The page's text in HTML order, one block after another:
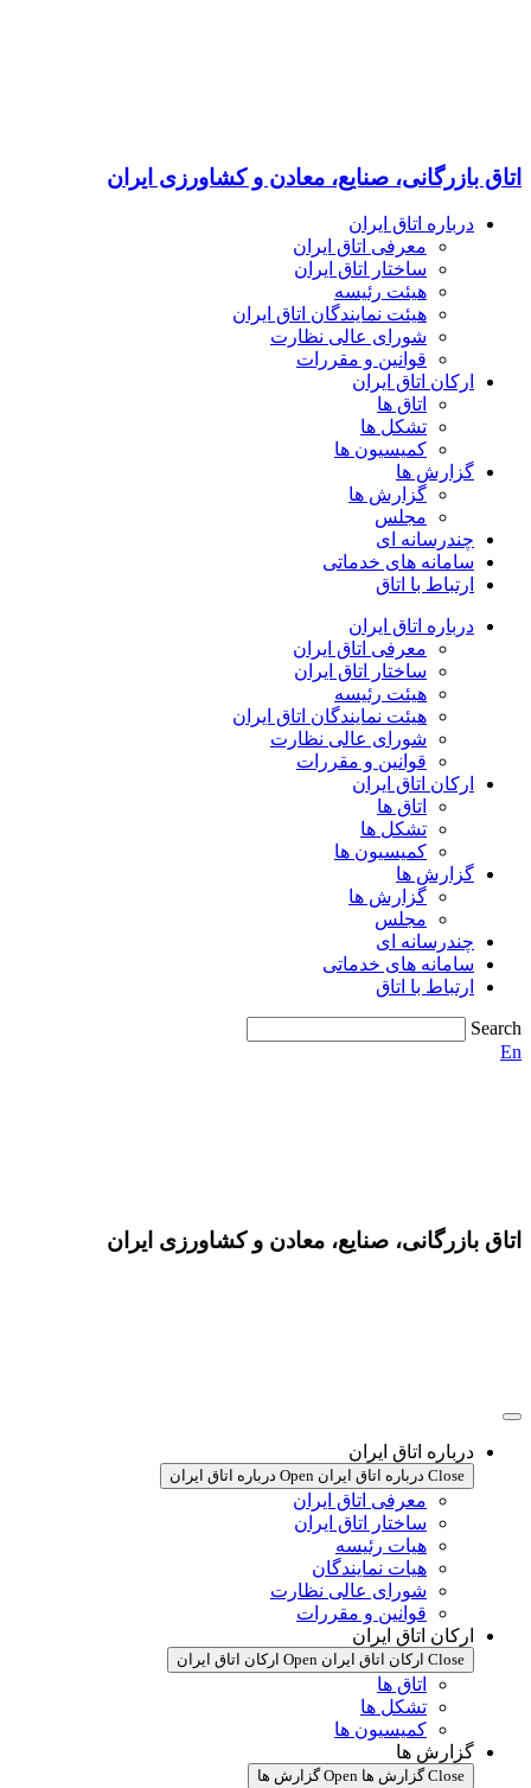
اتاق بازرگانی، صنایع، معادن و کشاورزی ایران
درباره اتاق ایران
معرفی اتاق ایران
ساختار اتاق ایران
هیئت رئیسه
هیئت نمایندگان اتاق ایران
شورای عالی نظارت
قوانین و مقررات
ارکان اتاق ایران
اتاق ها
تشکل ها
کمیسیون ها
گزارش ها
گزارش ها
مجلس
چندرسانه ای
سامانه های خدماتی
ارتباط با اتاق
درباره اتاق ایران
معرفی اتاق ایران
ساختار اتاق ایران
هیئت رئیسه
هیئت نمایندگان اتاق ایران
شورای عالی نظارت
قوانین و مقررات
ارکان اتاق ایران
اتاق ها
تشکل ها
کمیسیون ها
گزارش ها
گزارش ها
مجلس
چندرسانه ای
سامانه های خدماتی
ارتباط با اتاق
Search
En
اتاق بازرگانی، صنایع، معادن و کشاورزی ایران
درباره اتاق ایران
Close درباره اتاق ایران Open درباره اتاق ایران
معرفی اتاق ایران
ساختار اتاق ایران
هیات رئیسه
هیات نمایندگان
شورای عالی نظارت
قوانین و مقررات
ارکان اتاق ایران
Close ارکان اتاق ایران Open ارکان اتاق ایران
اتاق ها
تشکل ها
کمیسیون ها
گزارش ها
Close گزارش ها Open گزارش ها